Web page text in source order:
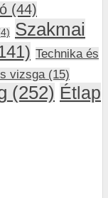
(44)
Szakmai
Technika és
vizsga(15)
(252) Étlap